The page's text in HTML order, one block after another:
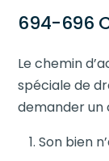
694-696
Le chemin
spéciale de
demander un
Son bien